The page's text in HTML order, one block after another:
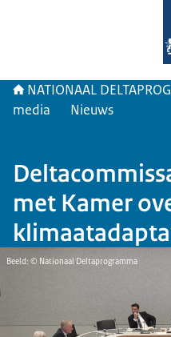
NATIONAAL
media
Nieuws
met Kamer
Beeld: © Nationaal Deltaprogramma